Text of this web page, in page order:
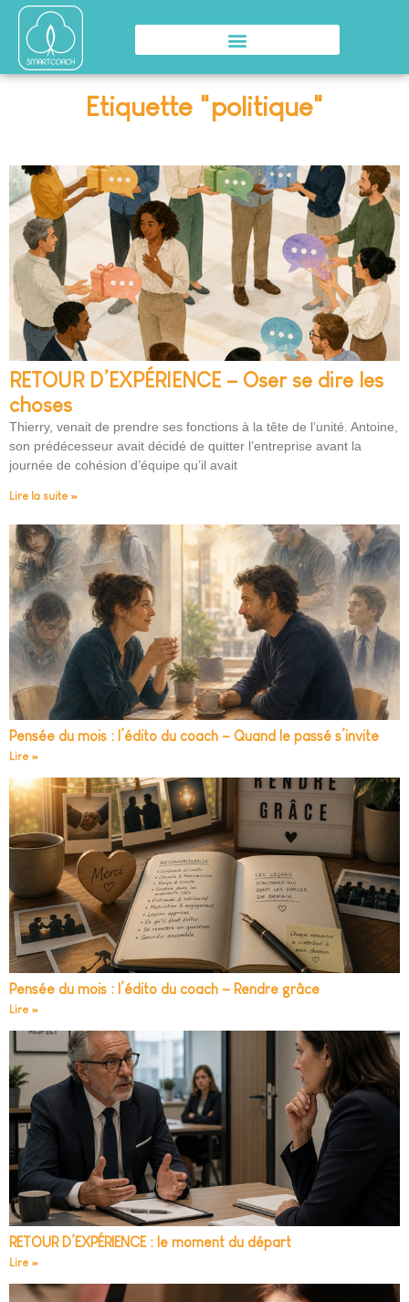
Etiquette "politique"
RETOUR D’EXPÉRIENCE – Oser se dire les
choses
Thierry, venait de prendre ses fonctions à la tête de l’unité. Antoine,
son prédécesseur avait décidé de quitter l’entreprise avant la
journée de cohésion d’équipe qu’il avait
Lire la suite »
Pensée du mois : l’édito du coach – Quand le passé s’invite
Lire »
Pensée du mois : l’édito du coach – Rendre grâce
Lire »
RETOUR D’EXPÉRIENCE : le moment du départ
Lire »